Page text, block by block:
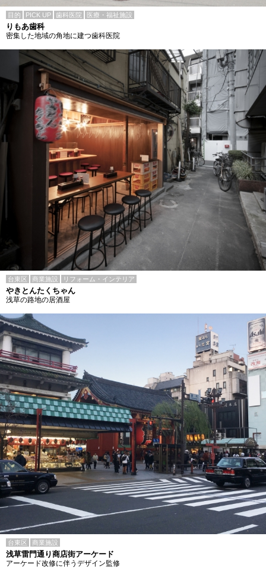
目的 PICK UP 歯科医院 医療・福祉施設
りもあ歯科
密集した地域の角地に建つ歯科医院
台東区 商業施設 リフォーム・インテリア
やきとんたくちゃん
浅草の路地の居酒屋
台東区 商業施設
浅草雷門通り商店街アーケード
アーケード改修に伴うデザイン監修